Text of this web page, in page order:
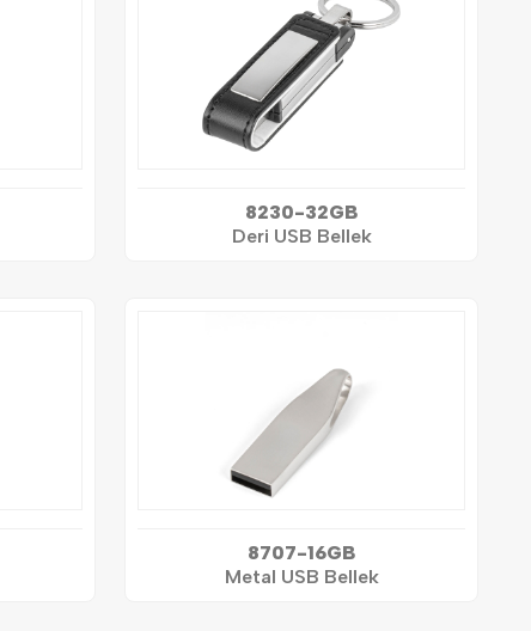
8230-32GB
Deri USB Bellek
8707-16GB
Metal USB Bellek